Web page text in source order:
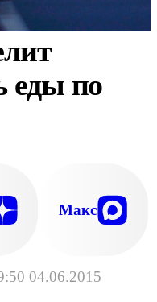
04.06.2015
еды по
Макс